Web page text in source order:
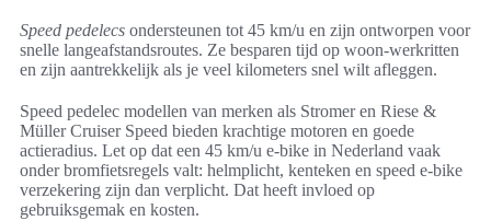
Speed pedelecs ondersteunen tot 45 km/u en zijn ontworpen voor
snelle langeafstandsroutes. Ze besparen tijd op woon-werkritten
en zijn aantrekkelijk als je veel kilometers snel wilt afleggen.
Speed pedelec modellen van merken als Stromer en Riese &
Müller Cruiser Speed bieden krachtige motoren en goede
actieradius. Let op dat een 45 km/u e-bike in Nederland vaak
onder bromfietsregels valt: helmplicht, kenteken en speed e-bike
verzekering zijn dan verplicht. Dat heeft invloed op
gebruiksgemak en kosten.